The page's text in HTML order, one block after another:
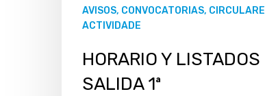
AVISOS, CONVOCATORIAS,
ACTIVIDADE
HORARIO Y LISTADOS
SALIDA 1ª